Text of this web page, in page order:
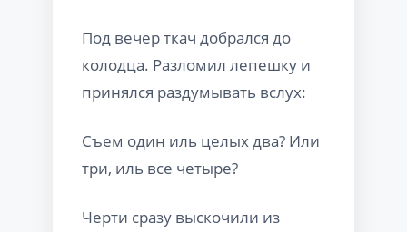
Под вечер ткач добрался до
колодца. Разломил лепешку и
принялся раздумывать вслух:
Съем один иль целых два? Или
три, иль все четыре?
Черти сразу выскочили из